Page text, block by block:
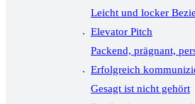
Leicht und locker
Elevator Pitch
Packend, prägnant,
Erfolgreich
Gesagt ist nicht gehört